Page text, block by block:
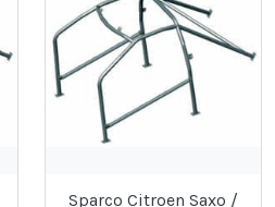
Sparco Citroen Saxo /